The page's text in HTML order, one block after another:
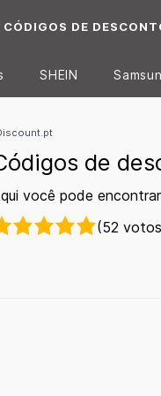
CÓDIGOS DE
SHEIN
de
você pode
(52